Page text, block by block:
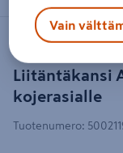
Liitäntäkansi
kojerasialle
Tuotenumero:
Vain